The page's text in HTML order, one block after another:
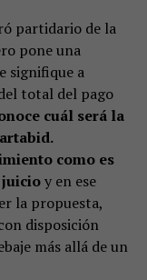
partidario de la
pone una
signifique a
total del pago
cuál será la
como es
y en ese
la propuesta,
disposición
más allá de un